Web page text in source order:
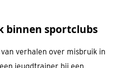
binnen sportclubs
verhalen over misbruik in